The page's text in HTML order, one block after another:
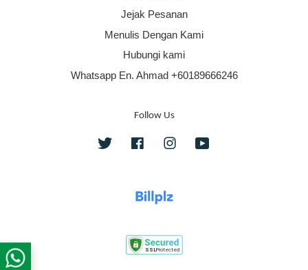
Jejak Pesanan
Menulis Dengan Kami
Hubungi kami
Whatsapp En. Ahmad +60189666246
Follow Us
Twitter FacebookInstagram